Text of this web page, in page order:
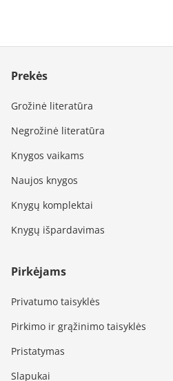
Prekės
Grožinė literatūra
Negrožinė literatūra
Knygos vaikams
Naujos knygos
Knygų komplektai
Knygų išpardavimas
Pirkėjams
Privatumo taisyklės
Pirkimo ir grąžinimo taisyklės
Pristatymas
Slapukai